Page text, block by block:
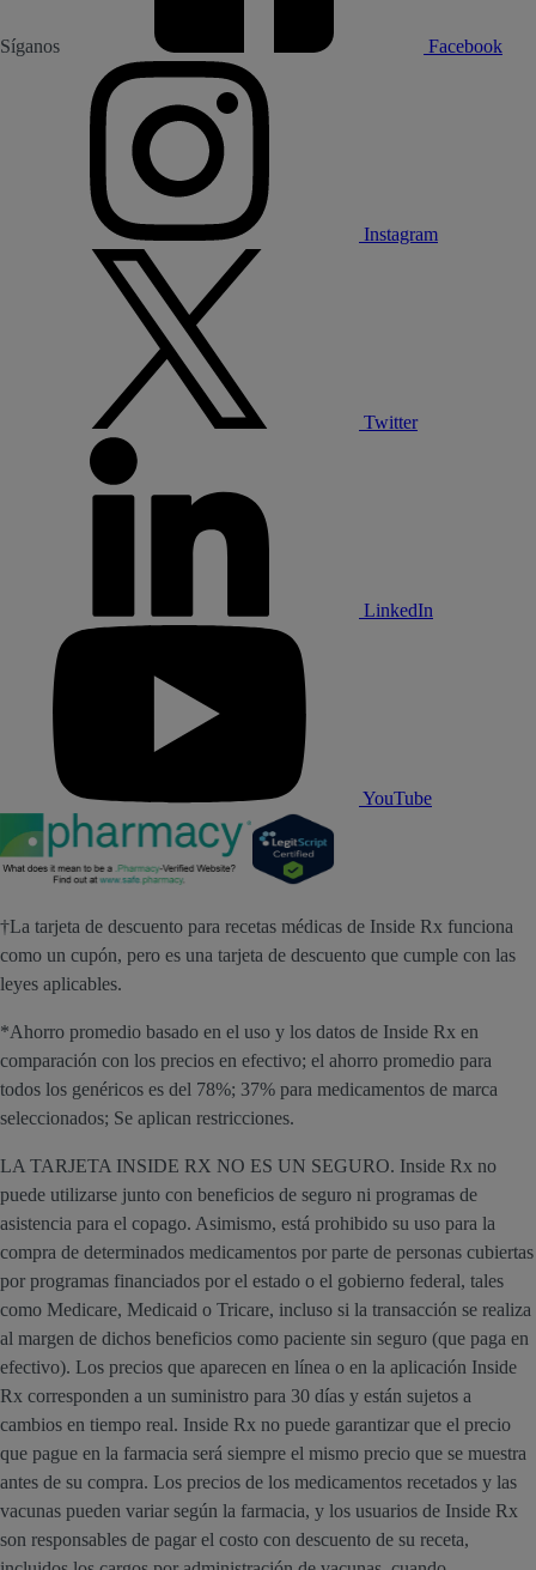
Síganos Facebook
Instagram
Twitter
LinkedIn
YouTube
†La tarjeta de descuento para recetas médicas de Inside Rx funciona
como un cupón, pero es una tarjeta de descuento que cumple con las
leyes aplicables.
*Ahorro promedio basado en el uso y los datos de Inside Rx en
comparación con los precios en efectivo; el ahorro promedio para
todos los genéricos es del 78%; 37% para medicamentos de marca
seleccionados; Se aplican restricciones.
LA TARJETA INSIDE RX NO ES UN SEGURO. Inside Rx no
puede utilizarse junto con beneficios de seguro ni programas de
asistencia para el copago. Asimismo, está prohibido su uso para la
compra de determinados medicamentos por parte de personas cubiertas
por programas financiados por el estado o el gobierno federal, tales
como Medicare, Medicaid o Tricare, incluso si la transacción se realiza
al margen de dichos beneficios como paciente sin seguro (que paga en
efectivo). Los precios que aparecen en línea o en la aplicación Inside
Rx corresponden a un suministro para 30 días y están sujetos a
cambios en tiempo real. Inside Rx no puede garantizar que el precio
que pague en la farmacia será siempre el mismo precio que se muestra
antes de su compra. Los precios de los medicamentos recetados y las
vacunas pueden variar según la farmacia, y los usuarios de Inside Rx
son responsables de pagar el costo con descuento de su receta,